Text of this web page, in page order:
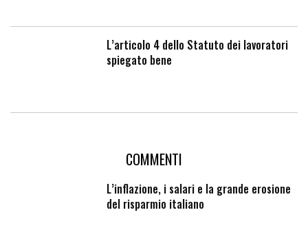
L’articolo 4 dello Statuto dei lavoratori
spiegato bene
COMMENTI
L’inflazione, i salari e la grande erosione
del risparmio italiano